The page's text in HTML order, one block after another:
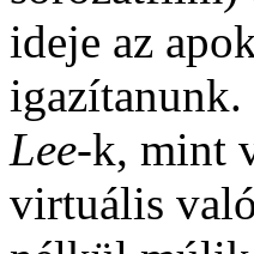
ideje az
Lee-k, mint
virtuális